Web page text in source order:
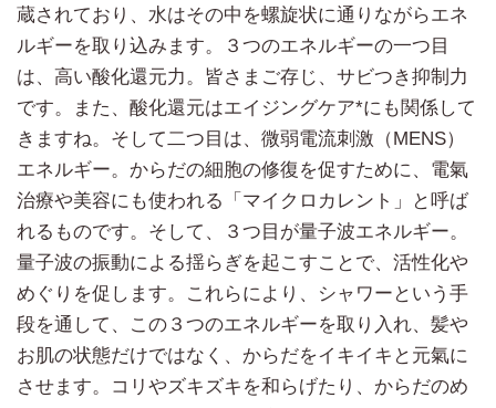
蔵されており、水はその中を螺旋状に通りながらエネ
ルギーを取り込みます。３つのエネルギーの一つ目
は、高い酸化還元力。皆さまご存じ、サビつき抑制力
です。また、酸化還元はエイジングケア*にも関係して
きますね。そして二つ目は、微弱電流刺激（MENS）
エネルギー。からだの細胞の修復を促すために、電氣
治療や美容にも使われる「マイクロカレント」と呼ば
れるものです。そして、３つ目が量子波エネルギー。
量子波の振動による揺らぎを起こすことで、活性化や
めぐりを促します。これらにより、シャワーという手
段を通して、この３つのエネルギーを取り入れ、髪や
お肌の状態だけではなく、からだをイキイキと元氣に
させます。コリやズキズキを和らげたり、からだのめ